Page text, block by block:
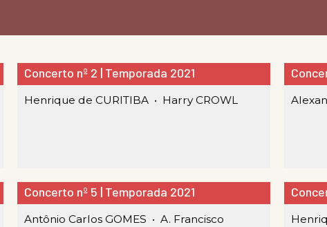
Concerto nº 2 | Temporada 2021
Henrique de CURITIBA • Harry CROWL
Concerto nº 5 | Temporada 2021
Antônio Carlos GOMES • A. Francisco